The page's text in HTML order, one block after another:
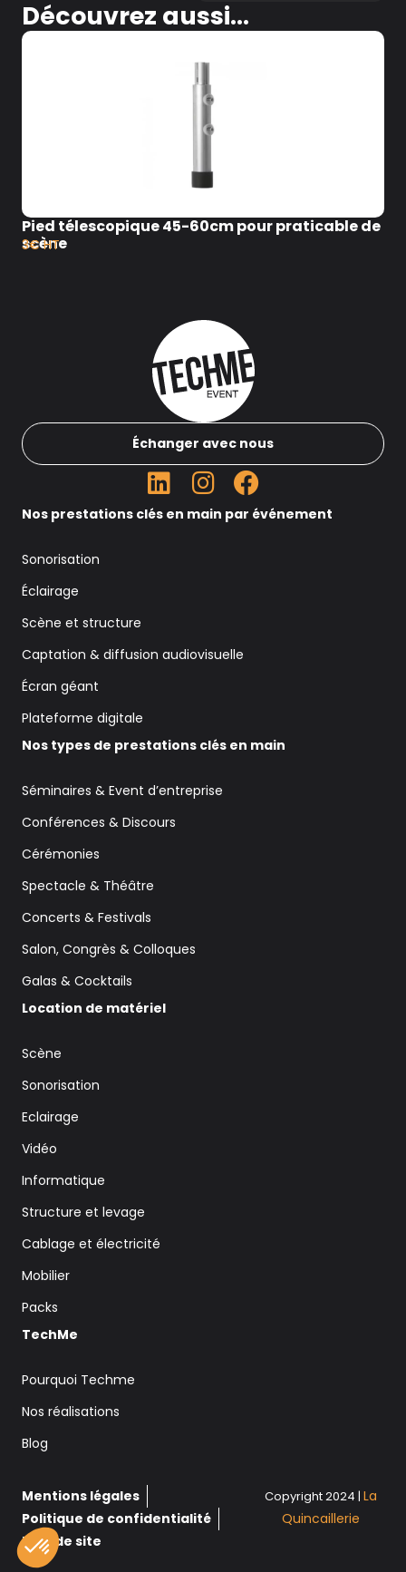
Découvrez aussi...
Pied télescopique 45-60cm pour praticable de
scène
3€ HT
Échanger avec nous
Nos prestations clés en main par événement
Sonorisation
Éclairage
Scène et structure
Captation & diffusion audiovisuelle
Écran géant
Plateforme digitale
Nos types de prestations clés en main
Séminaires & Event d’entreprise
Conférences & Discours
Cérémonies
Spectacle & Théâtre
Concerts & Festivals
Salon, Congrès & Colloques
Galas & Cocktails
Location de matériel
Scène
Sonorisation
Eclairage
Vidéo
Informatique
Structure et levage
Cablage et électricité
Mobilier
Packs
TechMe
Pourquoi Techme
Nos réalisations
Blog
Mentions légales
Politique de confidentialité
Plan de site
Copyright 2024 |La
Quincaillerie